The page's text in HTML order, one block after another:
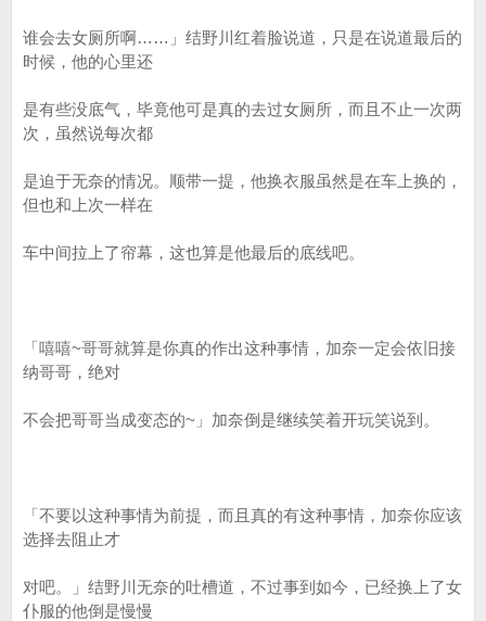
谁会去女厕所啊……」结野川红着脸说道，只是在说道最后的
时候，他的心里还
是有些没底气，毕竟他可是真的去过女厕所，而且不止一次两
次，虽然说每次都
是迫于无奈的情况。顺带一提，他换衣服虽然是在车上换的，
但也和上次一样在
车中间拉上了帘幕，这也算是他最后的底线吧。
「嘻嘻~哥哥就算是你真的作出这种事情，加奈一定会依旧接
纳哥哥，绝对
不会把哥哥当成变态的~」加奈倒是继续笑着开玩笑说到。
「不要以这种事情为前提，而且真的有这种事情，加奈你应该
选择去阻止才
对吧。」结野川无奈的吐槽道，不过事到如今，已经换上了女
仆服的他倒是慢慢